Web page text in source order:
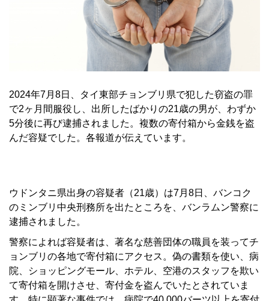
2024年7月8日、タイ東部チョンブリ県で犯した窃盗の罪
で2ヶ月間服役し、出所したばかりの21歳の男が、わずか
5分後に再び逮捕されました。複数の寄付箱から金銭を盗
んだ容疑でした。各報道が伝えています。
ウドンタニ県出身の容疑者（21歳）は7月8日、バンコク
のミンブリ中央刑務所を出たところを、バンラムン警察に
逮捕されました。
警察によれば容疑者は、著名な慈善団体の職員を装ってチ
ョンブリの各地で寄付箱にアクセス。偽の書類を使い、病
院、ショッピングモール、ホテル、空港のスタッフを欺い
て寄付箱を開けさせ、寄付金を盗んでいたとされていま